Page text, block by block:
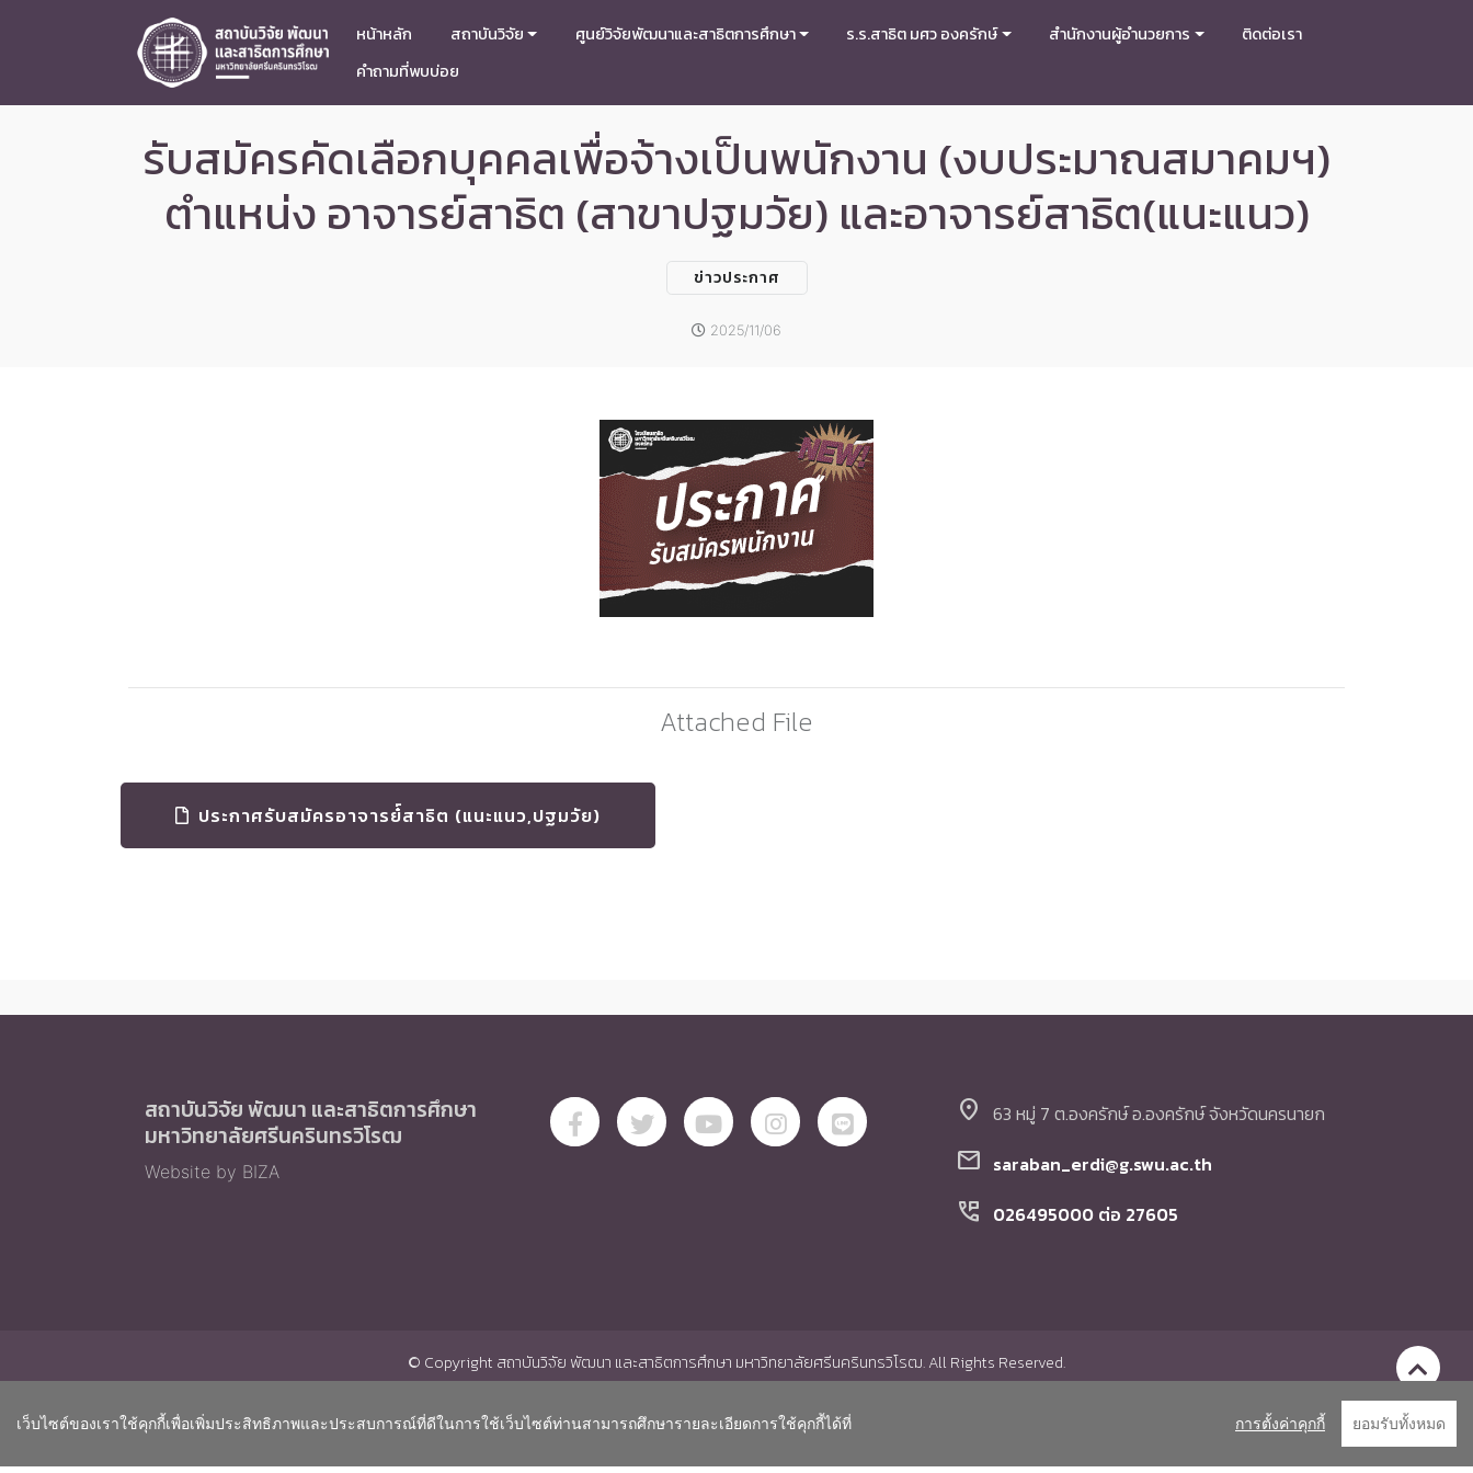
เว็บไซต์ของเราใช้คุกกี้เพื่อเพิ่มประสิทธิภาพและประสบการณ์ที่ดีในการใช้เว็บไซต์ท่านสามารถศึกษารายละเอียดการใช้คุกกี้ได้ที่ การตั้งค่าคุกกี้ ยอมรับทั้งหมด
Go to
หน้าหลัก สถาบันวิจัย ศูนย์วิจัยพัฒนาและสาธิตการศึกษา ร.ร.สาธิต มศว องครักษ์ สำนักงานผู้อำนวยการ
ติดต่อเรา
คำถามที่พบบ่อย
รับสมัครคัดเลือกบุคคลเพื่อจ้างเป็นพนักงาน (งบประมาณสมาคมฯ)
ตำแหน่ง อาจารย์สาธิต (สาขาปฐมวัย) และอาจารย์สาธิต(แนะแนว)
ข่าวประกาศ
2025/11/06
Attached File
ประกาศรับสมัครอาจารย๋์สาธิต (แนะแนว,ปฐมวัย)
สถาบันวิจัย พัฒนา และสาธิตการศึกษา
มหาวิทยาลัยศรีนครินทรวิโรฒ
Website by BIZA
location_on 63 หมู่ 7 ต.องครักษ์ อ.องครักษ์ จังหวัดนครนายก
mail saraban_erdi@g.swu.ac.th
perm_phone_msg 026495000 ต่อ 27605
© Copyright สถาบันวิจัย พัฒนา และสาธิตการศึกษา มหาวิทยาลัยศรีนครินทรวิโรฒ. All Rights Reserved.